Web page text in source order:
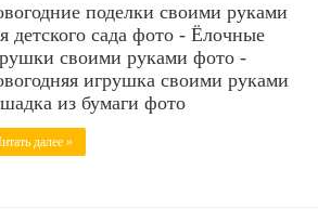
поделки своими руками
детского сада фото - Ёлочные
своими руками фото -
игрушка своими руками
из бумаги фото
далее »